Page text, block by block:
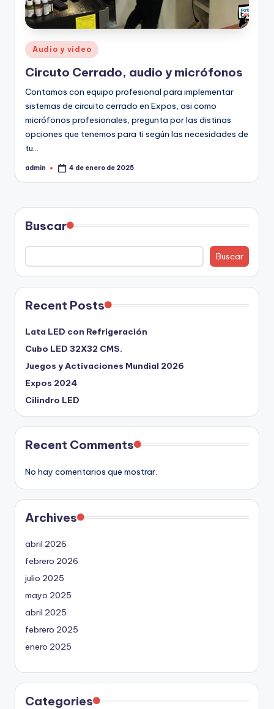
Audio y video
Circuto Cerrado, audio y micrófonos
Contamos con equipo profesional para implementar
sistemas de circuito cerrado en Expos, asi como
micrófonos profesionales, pregunta por las distinas
opciones que tenemos para ti según las necesidades de
tu…
admin 4 de enero de 2025
Buscar
Buscar
Recent Posts
Lata LED con Refrigeración
Cubo LED 32X32 CMS.
Juegos y Activaciones Mundial 2026
Expos 2024
Cilindro LED
Recent Comments
No hay comentarios que mostrar.
Archives
abril 2026
febrero 2026
julio 2025
mayo 2025
abril 2025
febrero 2025
enero 2025
Categories